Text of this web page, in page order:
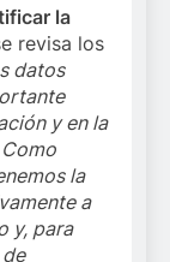
la
revisa los
datos
y en la
la
a
y, para